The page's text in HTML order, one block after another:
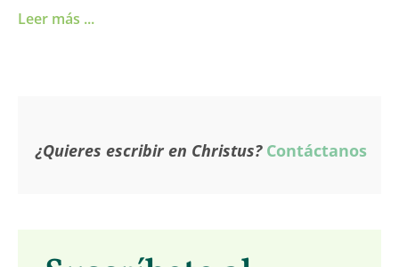
Leer más ...
¿Quieres escribir en Christus? Contáctanos